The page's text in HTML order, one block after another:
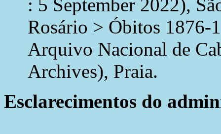
: 5 September 2022),
Rosário > Óbitos 1876-
Arquivo Nacional de
Archives), Praia.
Esclarecimentos do